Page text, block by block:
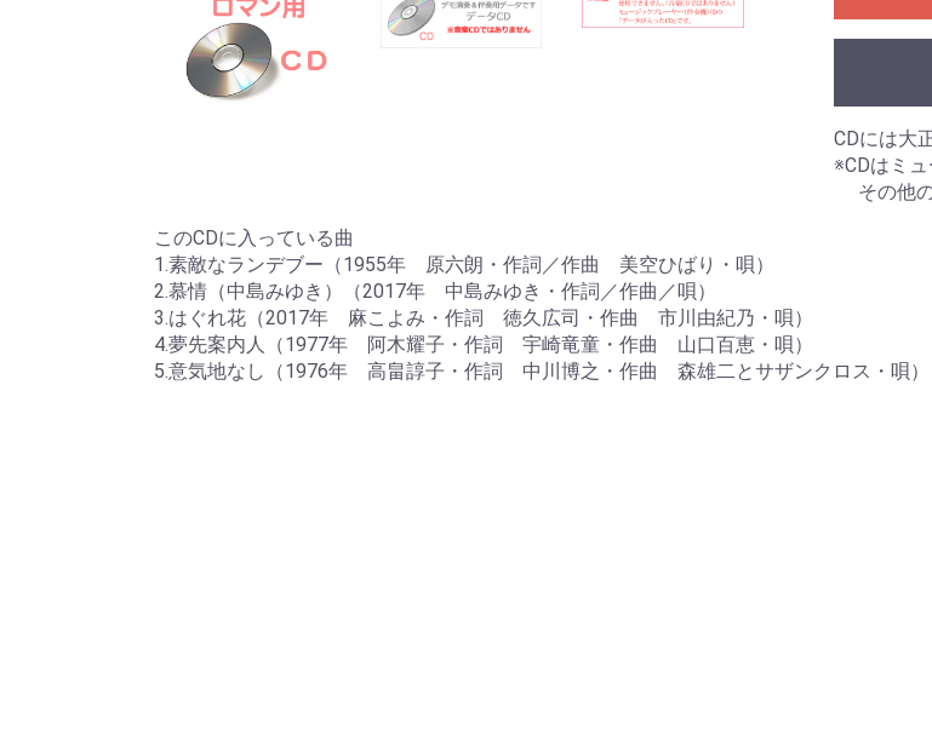
CDには大
※CDはミ
その他の
このCDに入っている曲
1.素敵なランデブー（1955年 原六朗・作詞／作曲 美空ひばり・唄）
2.慕情（中島みゆき）（2017年 中島みゆき・作詞／作曲／唄）
3.はぐれ花（2017年 麻こよみ・作詞 徳久広司・作曲 市川由紀乃・唄）
4.夢先案内人（1977年 阿木耀子・作詞 宇崎竜童・作曲 山口百恵・唄）
5.意気地なし（1976年 高畠諄子・作詞 中川博之・作曲 森雄二とサザンクロス・唄）